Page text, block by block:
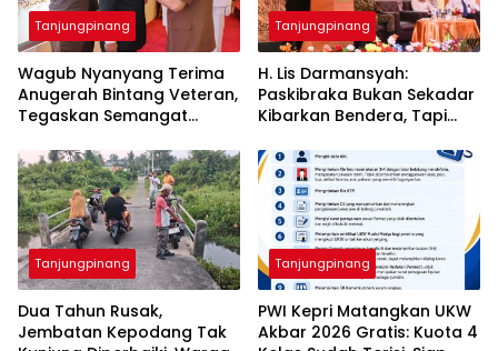
Tanjungpinang
Wagub Nyanyang Terima
Anugerah Bintang Veteran,
Tegaskan Semangat
Membangun Kepri
Tanjungpinang
H. Lis Darmansyah:
Paskibraka Bukan Sekadar
Kibarkan Bendera, Tapi
Tanjungpinang
Dua Tahun Rusak,
Jembatan Kepodang Tak
Tanjungpinang
PWI Kepri Matangkan UKW
Akbar 2026 Gratis: Kuota 4